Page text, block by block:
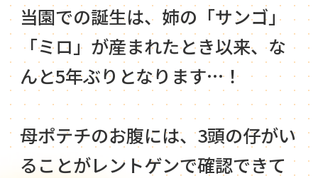
当園での誕生は、姉の「サンゴ」
「ミロ」が産まれたとき以来、な
んと5年ぶりとなります…！
母ポテチのお腹には、3頭の仔がい
ることがレントゲンで確認できて